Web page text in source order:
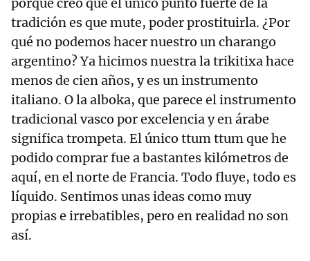
porque creo que el único punto fuerte de la
tradición es que mute, poder prostituirla. ¿Por
qué no podemos hacer nuestro un charango
argentino? Ya hicimos nuestra la trikitixa hace
menos de cien años, y es un instrumento
italiano. O la alboka, que parece el instrumento
tradicional vasco por excelencia y en árabe
significa trompeta. El único ttum ttum que he
podido comprar fue a bastantes kilómetros de
aquí, en el norte de Francia. Todo fluye, todo es
líquido. Sentimos unas ideas como muy
propias e irrebatibles, pero en realidad no son
así.